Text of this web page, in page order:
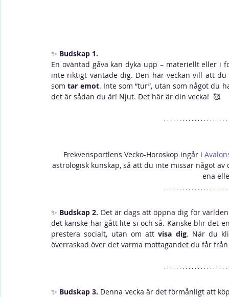
✨ Budskap 1.
En oväntad gåva kan dyka upp – materiellt eller i
inte riktigt väntade dig. Den här veckan vill att
som tar emot. Inte som “tur”, utan som något du
det är sådan du är! Njut. Det här är din vecka! 🥰
Frekvensportlens Vecko-Horoskop ingår i
astrologisk kunskap, så att du inte missar något
ena
✨ Budskap 2. Det är dags att öppna dig för
det kanske har gått lite si och så. Kanske blir det
prestera socialt, utan om att visa dig. När du
överraskad över det varma mottagandet du får
✨ Budskap 3. Denna vecka är det förmånligt att